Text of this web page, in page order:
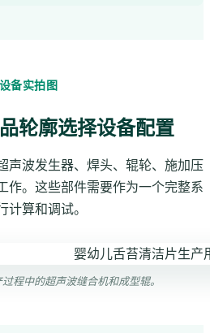
设备实拍图
轮廓选择设备配置
声波发生器、焊头、辊轮、施加压
作。这些部件需要作为一个完整系
计算和调试。
程中的超声波缝合机和成型辊。